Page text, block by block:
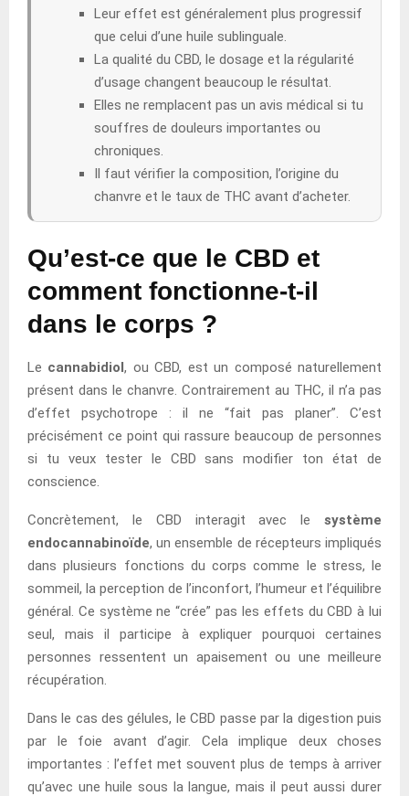
Leur effet est généralement plus progressif
que celui d’une huile sublinguale.
La qualité du CBD, le dosage et la régularité
d’usage changent beaucoup le résultat.
Elles ne remplacent pas un avis médical si tu
souffres de douleurs importantes ou
chroniques.
Il faut vérifier la composition, l’origine du
chanvre et le taux de THC avant d’acheter.
Qu’est-ce que le CBD et
comment fonctionne-t-il
dans le corps ?
Le cannabidiol, ou CBD, est un composé naturellement
présent dans le chanvre. Contrairement au THC, il n’a pas
d’effet psychotrope : il ne “fait pas planer”. C’est
précisément ce point qui rassure beaucoup de personnes
si tu veux tester le CBD sans modifier ton état de
conscience.
Concrètement, le CBD interagit avec le système
endocannabinoïde, un ensemble de récepteurs impliqués
dans plusieurs fonctions du corps comme le stress, le
sommeil, la perception de l’inconfort, l’humeur et l’équilibre
général. Ce système ne “crée” pas les effets du CBD à lui
seul, mais il participe à expliquer pourquoi certaines
personnes ressentent un apaisement ou une meilleure
récupération.
Dans le cas des gélules, le CBD passe par la digestion puis
par le foie avant d’agir. Cela implique deux choses
importantes : l’effet met souvent plus de temps à arriver
qu’avec une huile sous la langue, mais il peut aussi durer